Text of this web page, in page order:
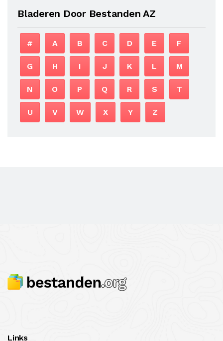
Bladeren Door Bestanden AZ
# A B C D E F
G H I J K L M
N O P Q R S T
U V W X Y Z
Links